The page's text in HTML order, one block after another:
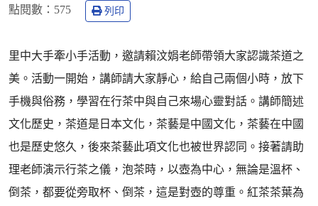
點閱數： 575 列印
里中大手牽小手活動，邀請賴汶娟老師帶領大家認識茶道之
美。活動一開始，講師請大家靜心，給自己兩個小時，放下
手機與俗務，學習在行茶中與自己來場心靈對話。講師簡述
文化歷史，茶道是日本文化，茶藝是中國文化，茶藝在中國
也是歷史悠久，後來茶藝此項文化也被世界認同。接著請助
理老師演示行茶之儀，泡茶時，以壺為中心，無論是溫杯、
倒茶，都要從旁取杯、倒茶，這是對壺的尊重。紅茶茶葉為